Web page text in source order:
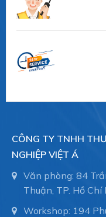
CÔNG TY TNHH
NGHIỆP VIỆT Á
Văn phòng: 84
Thuận, TP. Hồ Chí
Workshop: 194